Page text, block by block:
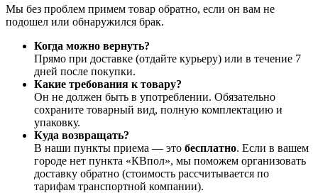
Мы без проблем примем товар обратно, если он вам не
подошел или обнаружился брак.
Когда можно вернуть?
Прямо при доставке (отдайте курьеру) или в течение 7
дней после покупки.
Какие требования к товару?
Он не должен быть в употреблении. Обязательно
сохраните товарный вид, полную комплектацию и
упаковку.
Куда возвращать?
В наши пункты приема — это бесплатно. Если в вашем
городе нет пункта «КВпол», мы поможем организовать
доставку обратно (стоимость рассчитывается по
тарифам транспортной компании).